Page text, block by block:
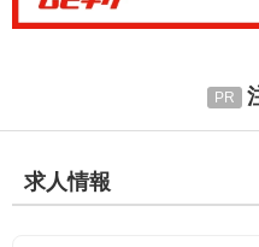
求人情報